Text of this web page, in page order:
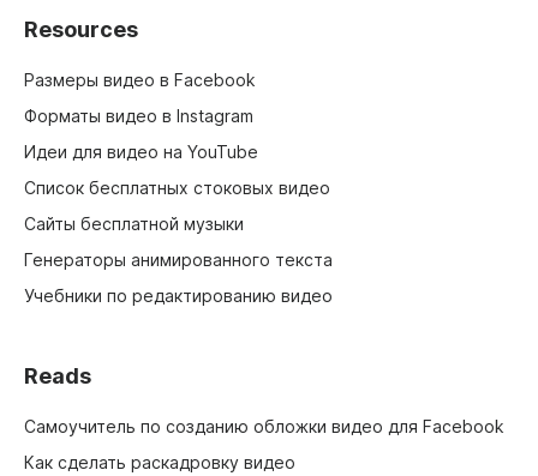
Resources
Размеры видео в Facebook
Форматы видео в Instagram
Идеи для видео на YouTube
Список бесплатных стоковых видео
Сайты бесплатной музыки
Генераторы анимированного текста
Учебники по редактированию видео
Reads
Самоучитель по созданию обложки видео для Facebook
Как сделать раскадровку видео